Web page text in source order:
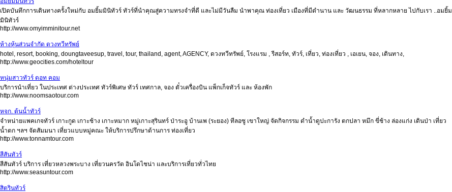
เปิดบันทึกการเดินทางครั้งใหม่กับ อมยิ้มมินิทัวร์ ทัวร์ที่นำคุณสู่ความทรงจำที่ดี และไม่มีวันลืม นำพาคุณ ท่องเที่ยว เมืองที่มีตำนาน และ วัฒนธรรม ที่หลากหลาย ไปกับเรา ..อมยิ้ม
มินิทัวร์
http://www.omyimminitour.net
ห้างหุ้นส่วนจำกัด ดวงทวีทรัพย์
hotel, resort, booking, doungtaveesup, travel, tour, thailand, agent, AGENCY, ดวงทวีทรัพย์, โรงแรม , รีสอร์ท, ทัวร์, เที่ยว, ท่องเที่ยว , เอเยน, จอง, เดินทาง,
http://www.geocities.com/hoteltour
หนุ่มสาวทัวร์ ดอท คอม
บริการนำเที่ยว ในประเทศ ต่างประเทศ ทัวร์พิเศษ ทัวร์ เทศกาล, จอง ตั๋วเครื่องบิน แพ็กเก็จทัวร์ และ ห้องพัก
http://www.noomsaotour.com
หจก. ต้นน้ำทัวร์
จำหน่ายแพคเกจทัวร์ เกาะกูด เกาะช้าง เกาะหมาก หมู่เกาะสุรินทร์ ป่าระอู บ้านเพ (ระยอง) ทีลอซู เขาใหญ่ จัดกิจกรรม ดำน้ำดูปะการัง ตกปลา หมึก ขี่ช้าง ล่องแก่ง เดินป่า เที่ยว
น้ำตก ฯลฯ จัดสัมมนา เที่ยวแบบหมู่คณะ ให้บริการปรึกษาด้านการ ท่องเที่ยว
http://www.tonnamtour.com
สีสันทัวร์
สีสันทัวร์ บริการ เที่ยวหลวงพระบาง เที่ยวนครวัด อินโดไชน่า และบริการเที่ยวทั่วไทย
http://www.seasuntour.com
สิตรินทัวร์